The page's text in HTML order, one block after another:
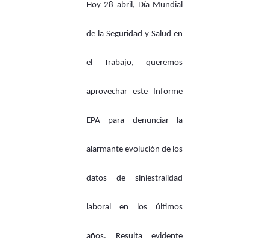
Hoy 28 abril, Día Mundial
de la Seguridad y Salud en
el Trabajo, queremos
aprovechar este Informe
EPA para denunciar la
alarmante evolución de los
datos de siniestralidad
laboral en los últimos
años. Resulta evidente